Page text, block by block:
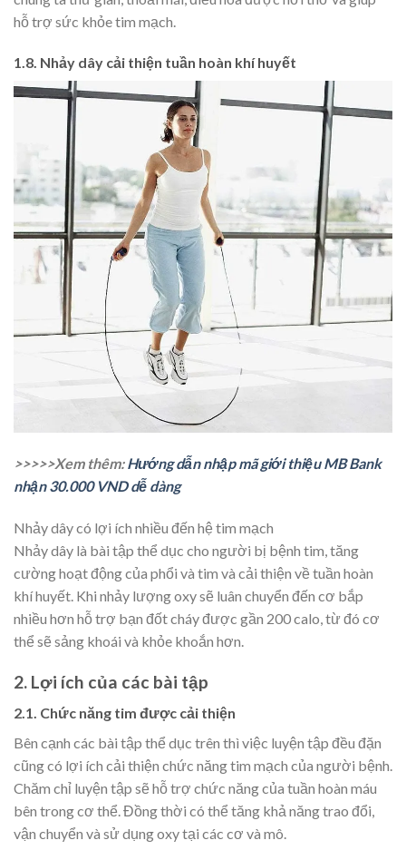
hỗ trợ sức khỏe tim mạch.
1.8. Nhảy dây cải thiện tuần hoàn khí huyết
>>>>>Xem thêm:Hướng dẫn nhập mã giới thiệu MB Bank
nhận 30.000 VND dễ dàng
Nhảy dây có lợi ích nhiều đến hệ tim mạch
Nhảy dây là bài tập thể dục cho người bị bệnh tim, tăng
cường hoạt động của phổi và tim và cải thiện về tuần hoàn
khí huyết. Khi nhảy lượng oxy sẽ luân chuyển đến cơ bắp
nhiều hơn hỗ trợ bạn đốt cháy được gần 200 calo, từ đó cơ
thể sẽ sảng khoái và khỏe khoắn hơn.
2. Lợi ích của các bài tập
2.1. Chức năng tim được cải thiện
Bên cạnh các bài tập thể dục trên thì việc luyện tập đều đặn
cũng có lợi ích cải thiện chức năng tim mạch của người bệnh.
Chăm chỉ luyện tập sẽ hỗ trợ chức năng của tuần hoàn máu
bên trong cơ thể. Đồng thời có thể tăng khả năng trao đổi,
vận chuyển và sử dụng oxy tại các cơ và mô.